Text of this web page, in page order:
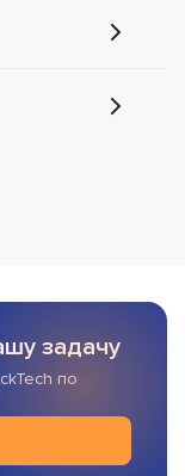
задачу
по